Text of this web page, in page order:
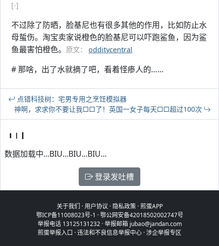
[-]
不过除了防晒，脸基尼也有很多其他的作用，比如防止水
母蜇伤。淘宝卖家说橙色的脸基尼可以吓跑鲨鱼，因为鲨
鱼最害怕橙色。 原文： odditycentral
# 那啥，出了水就摘了吧，看着怪瘆人的……
点错科技树：宅男专用之烹饪模拟器
神啊，求求你不要让我□□了！英国一女子每天□□超过100次
数据加载中...BIU...BIU...BIU...
登录发吐槽
关于我们 ·用户协议 · 隐私政策·煎蛋APP
鄂ICP备11008023号-1 ·鄂公网安备42018502002747号
举报电话 13125131232 · 举报邮箱 jubao@jandan.com
煎蛋举报入口 ·违法和不良信息举报中心 ·涉企举报专区